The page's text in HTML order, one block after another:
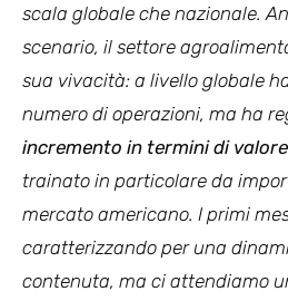
scala globale che nazionale.
scenario, il settore
sua vivacità: a livello globale
numero di operazioni, ma ha
incremento in termini di
trainato in particolare da
mercato americano. I primi
caratterizzando per una
contenuta, ma ci attendiamo